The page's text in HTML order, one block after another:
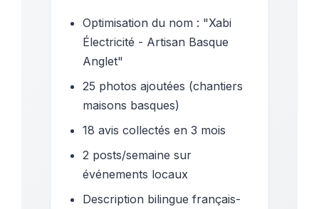
Optimisation du nom : "Xabi
Électricité - Artisan Basque
Anglet"
25 photos ajoutées (chantiers
maisons basques)
18 avis collectés en 3 mois
2 posts/semaine sur
événements locaux
Description bilingue français-